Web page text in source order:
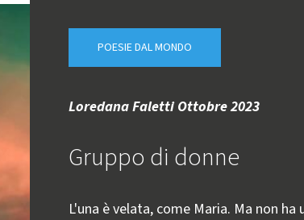
POESIE DAL MONDO
Loredana Faletti Ottobre 2023
Gruppo di donne
L'una è velata, come Maria. Ma non ha